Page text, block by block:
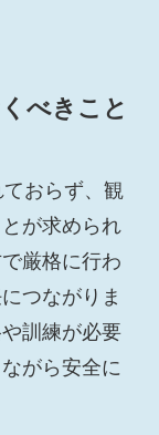
べきこと
おらず、観
が求められ
厳格に行わ
つながりま
訓練が必要
がら安全に